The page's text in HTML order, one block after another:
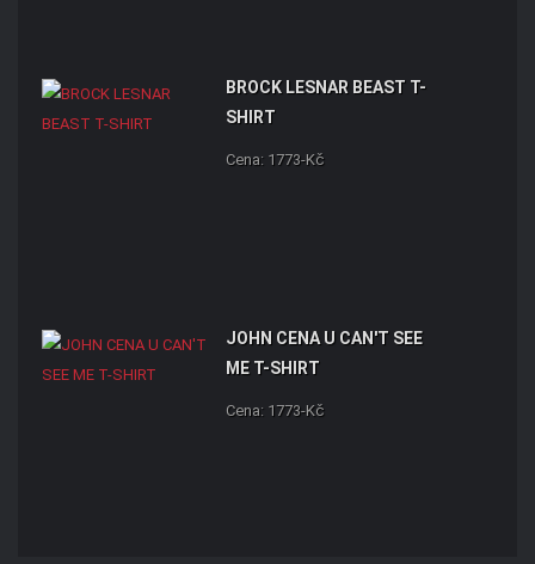
BROCK LESNAR BEAST T-
SHIRT
Cena: 1773-Kč
JOHN CENA U CAN'T SEE
ME T-SHIRT
Cena: 1773-Kč